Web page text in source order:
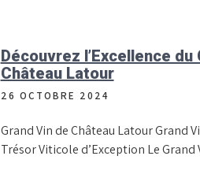
Découvrez l’Excellence du
Château Latour
26 OCTOBRE 2024
Grand Vin de Château Latour Grand
Trésor Viticole d’Exception Le